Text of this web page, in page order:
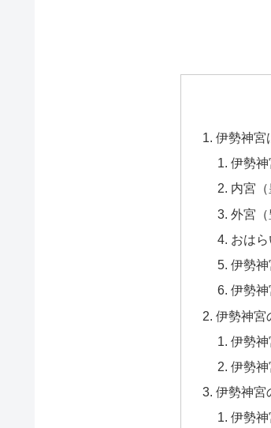
伊勢神宮
伊勢
内宮
外宮（
おは
伊勢
伊勢
伊勢神宮
伊勢
伊勢
伊勢神宮
伊勢